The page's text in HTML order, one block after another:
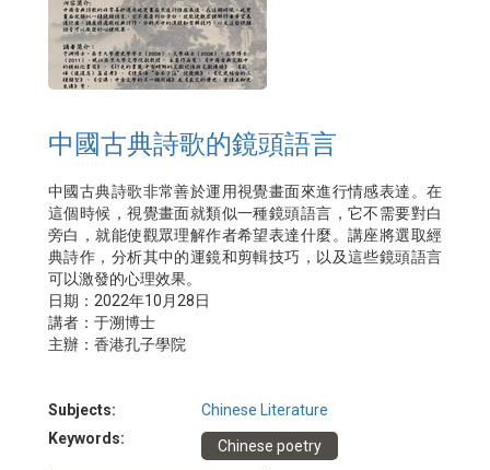
中國古典詩歌的鏡頭語言
中國古典詩歌非常善於運用視覺畫面來進行情感表達。在
這個時候，視覺畫面就類似一種鏡頭語言，它不需要對白
旁白，就能使觀眾理解作者希望表達什麼。講座將選取經
典詩作，分析其中的運鏡和剪輯技巧，以及這些鏡頭語言
可以激發的心理效果。
日期：2022年10月28日
講者：于溯博士
主辦：香港孔子學院
Subjects:
Chinese Literature
Keywords:
Chinese poetry